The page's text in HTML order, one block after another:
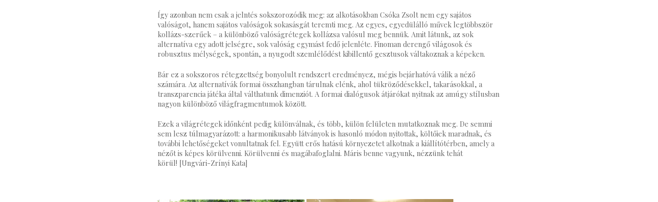
Így azonban nem csak a jelntés sokszorozódik meg: az alkotásokban Csóka Zsolt nem egy sajátos
valóságot, hanem sajátos valóságok sokasásgát teremti meg. Az egyes, egyedülálló művek legtöbbször
kollázs-szerűek – a különböző valóságrétegek kollázsa valósul meg bennük. Amit látunk, az sok
alternatíva egy adott jelségre, sok valóság egymást fedő jelenléte. Finoman derengő világosok és
robusztus mélységek, spontán, a nyugodt szemlélődést kibillentő gesztusok váltakoznak a képeken.
Bár ez a sokszoros rétegzettség bonyolult rendszert eredményez, mégis bejárhatóvá válik a néző
számára. Az alternatívák formai összhangban tárulnak elénk, ahol tükröződésekkel, takarásokkal, a
transzparencia játéka által válthatunk dimenziót. A formai dialógusok átjárókat nyitnak az amúgy stílusban
nagyon különböző világfragmentumok között.
Ezek a világrétegek időnként pedig különválnak, és több, külön felületen mutatkoznak meg. De semmi
sem lesz túlmagyarázott: a harmonikusabb látványok is hasonló módon nyitottak, költőiek maradnak, és
további lehetőségeket vonultatnak fel. Együtt erős hatású környezetet alkotnak a kiállítótérben, amely a
nézőt is képes körülvenni. Körülvenni és magábafoglalni. Máris benne vagyunk, nézzünk tehát
körül! [Ungvári-Zrínyi Kata]